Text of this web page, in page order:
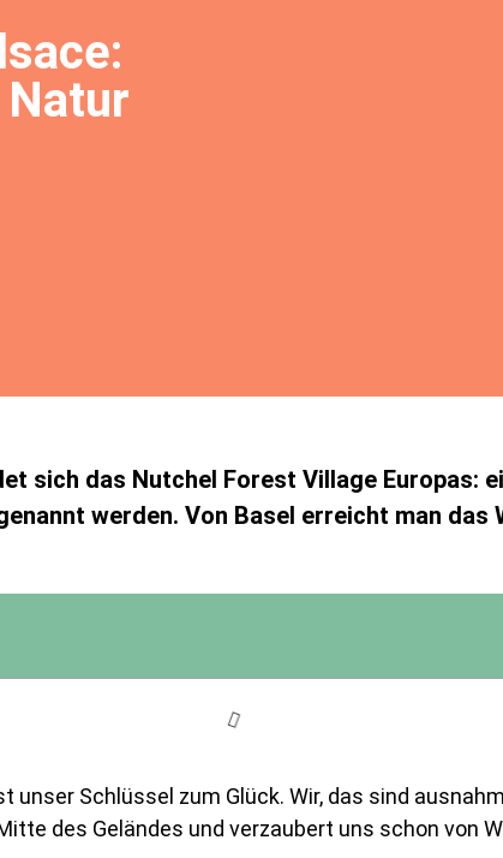
sich das Nutchel Forest Village Europas:
werden. Von Basel erreicht man das
unser Schlüssel zum Glück. Wir, das sind
des Geländes und verzaubert uns schon von